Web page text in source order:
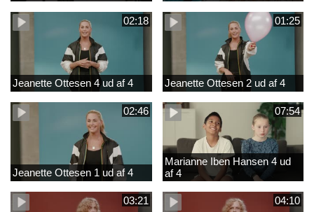
02:18
Jeanette Ottesen 4 ud af 4
01:25
Jeanette Ottesen 2 ud af 4
02:46
Jeanette Ottesen 1 ud af 4
07:54
Marianne Iben Hansen 4 ud
af 4
03:21 04:10